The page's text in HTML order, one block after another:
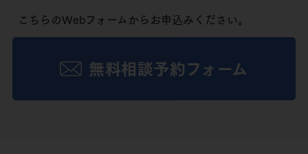
こちらのWebフォームからお申込みください。
無料相談予約フォーム